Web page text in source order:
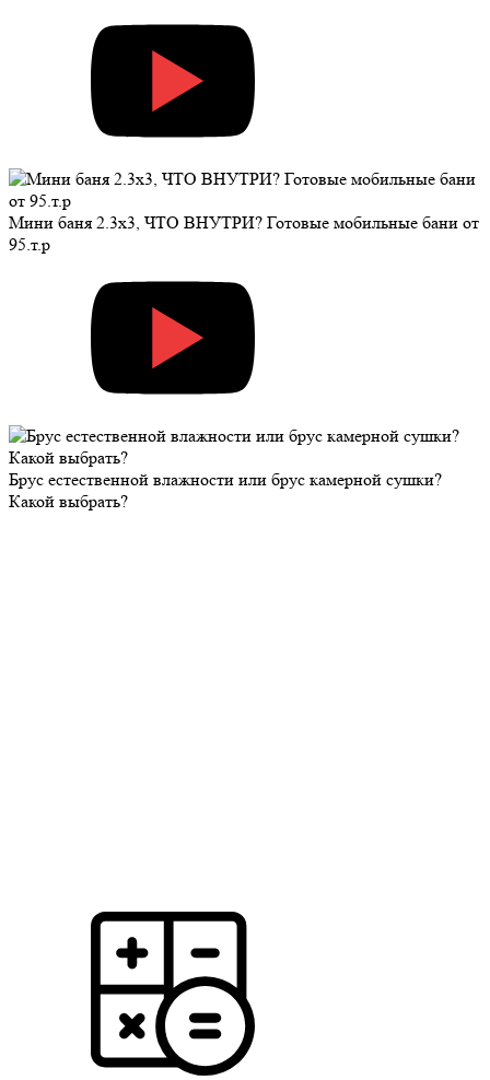
Мини баня 2.3х3, ЧТО ВНУТРИ? Готовые мобильные бани от
95.т.р
Брус естественной влажности или брус камерной сушки?
Какой выбрать?